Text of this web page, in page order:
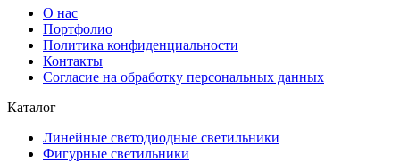
О нас
Портфолио
Политика конфиденциальности
Контакты
Согласие на обработку персональных данных
Каталог
Линейные светодиодные светильники
Фигурные светильники